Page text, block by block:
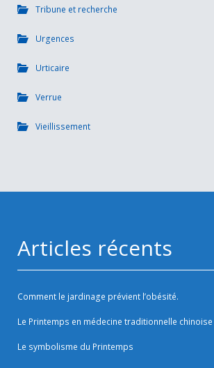
Tribune et recherche
Urgences
Urticaire
Verrue
Vieillissement
Articles récents
Comment le jardinage prévient l’obésité.
Le Printemps en médecine traditionnelle chinoise
Le symbolisme du Printemps